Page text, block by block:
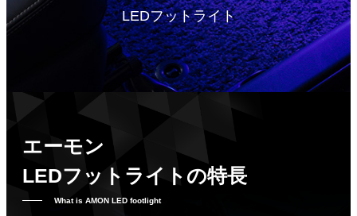
LEDフットライト
エーモン
LEDフットライトの特長
What is AMON LED footlight